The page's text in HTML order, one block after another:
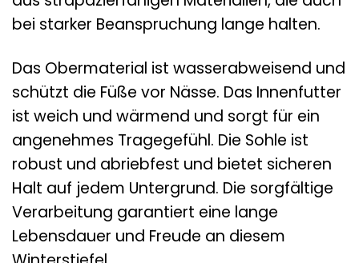
bei starker Beanspruchung lange halten.
Das Obermaterial ist wasserabweisend und
schützt die Füße vor Nässe. Das Innenfutter
ist weich und wärmend und sorgt für ein
angenehmes Tragegefühl. Die Sohle ist
robust und abriebfest und bietet sicheren
Halt auf jedem Untergrund. Die sorgfältige
Verarbeitung garantiert eine lange
Lebensdauer und Freude an diesem